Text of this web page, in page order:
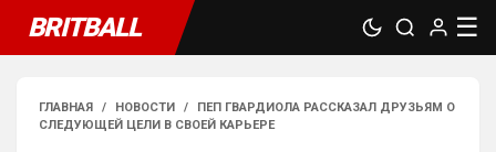
BRITBALL ☰
ГЛАВНАЯ / НОВОСТИ /
ПЕП ГВАРДИОЛА РАССКАЗАЛ ДРУЗЬЯМ О
СЛЕДУЮЩЕЙ ЦЕЛИ В СВОЕЙ КАРЬЕРЕ